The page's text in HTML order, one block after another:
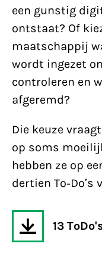
een gunstig
ontstaat? Of
maatschappij
wordt ingezet
controleren en
afgeremd?
Die keuze
op soms
hebben ze op
dertien To-Do’s
13